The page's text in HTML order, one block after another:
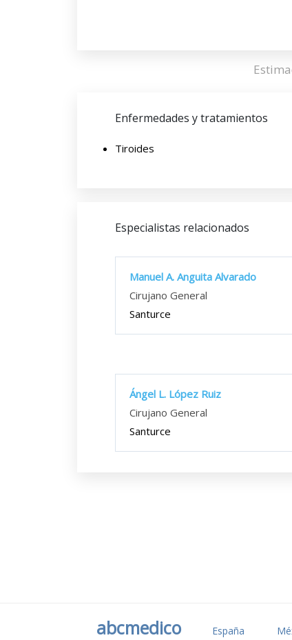
Enfermedades y tratamientos
Tiroides
Especialistas relacionados
Manuel A. Anguita Alvarado
Cirujano General
Santurce
Ángel L. López Ruiz
Cirujano General
Santurce
abcmedico España